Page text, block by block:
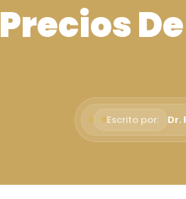
Precios
Escrito por: Dr.